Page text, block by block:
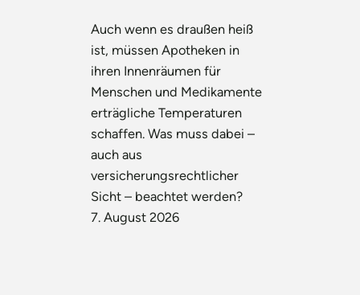
Auch wenn es draußen heiß
ist, müssen Apotheken in
ihren Innenräumen für
Menschen und Medikamente
erträgliche Temperaturen
schaffen. Was muss dabei –
auch aus
versicherungsrechtlicher
Sicht – beachtet werden?
7. August 2026